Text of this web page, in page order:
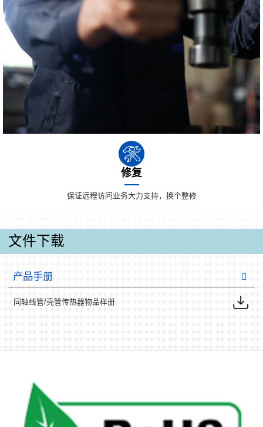
修复
保证远程访问业务大力支持，换个整修
文件下载
产品手册
同轴线管/壳管传热器物品样册